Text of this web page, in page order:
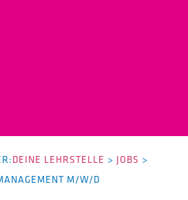
DEINE LEHRSTELLE > JOBS >
M/W/D